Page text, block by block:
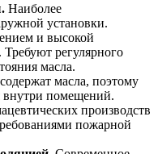
Наиболее
установки.
и высокой
регулярного
масла.
масла, поэтому
внутри помещений.
производств
пожарной